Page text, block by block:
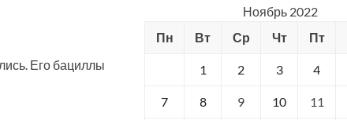
Его бациллы
Ноябрь 2022
Пн
Вт Ср Чт Пт
1 2 3 4
7 8 9 10 11